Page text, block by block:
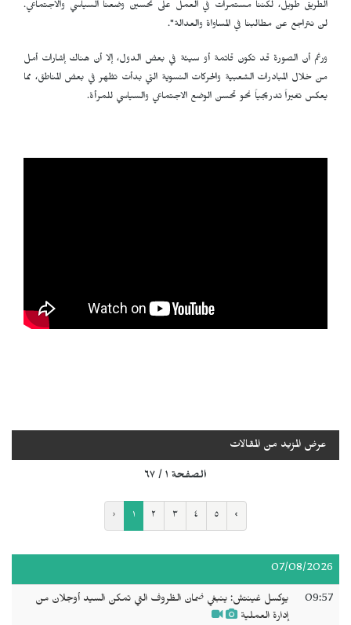
الطريق طويل، لكننا مستمرات في العمل على تحسين وضعنا السياسي والاجتماعي.
لن نتراجع عن مطالبنا في المساواة والعدالة".
ورغم أن الصورة قد تكون قاتمة أو سيئة في بعض الدول، إلا أن هناك إشارات أمل
من خلال المبادرات الشعبية والحركات النسوية التي بدأت تظهر في بعض المناطق، مما
يعكس تغيراً تدريجياً نحو تحسن الوضع الاجتماعي والسياسي للمرأة.
عرض المزيد من المقالات
الصفحة ١ / ٦٧
‹ ١ ٢ ٣ ٤ ٥ ›
07/08/2026
09:57
يوكسل غينتش: ينبغي ضمان الظروف التي تمكن السيد أوجلان من
إدارة العملية